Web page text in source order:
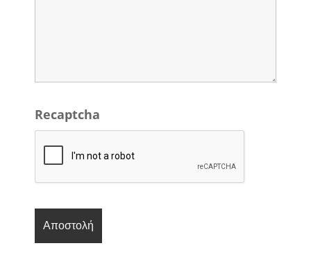
Recaptcha